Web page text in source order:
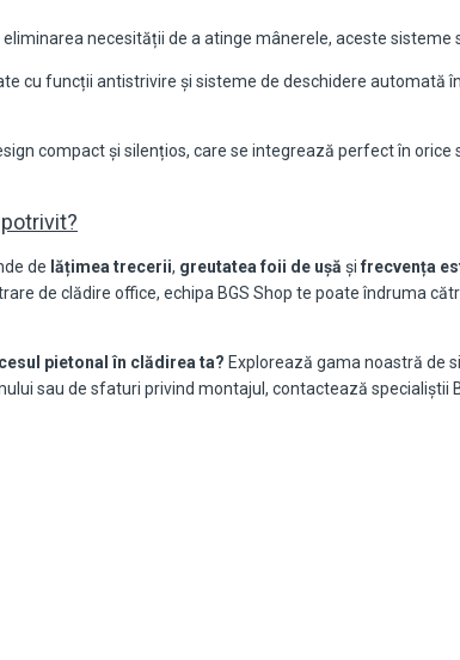
eliminarea necesității de a atinge mânerele, aceste
cu funcții antistrivire și sisteme de deschidere automată
compact și silențios, care se integrează perfect în
de lățimea trecerii, greutatea foii de ușă și frecvența
de clădire office, echipa BGS Shop te poate îndruma
pietonal în clădirea ta? Explorează gama noastră de
sau de sfaturi privind montajul, contactează specialiștii